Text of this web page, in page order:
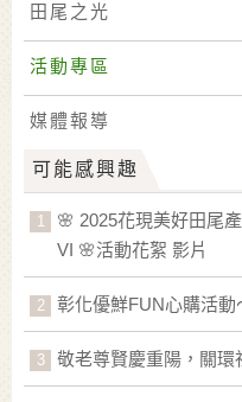
田尾之光
活動專區
媒體報導
可能感興趣
🌸 2025花現美好田尾
VI 🌸活動花絮 影片
彰化優鮮FUN心購活動
敬老尊賢慶重陽，關環